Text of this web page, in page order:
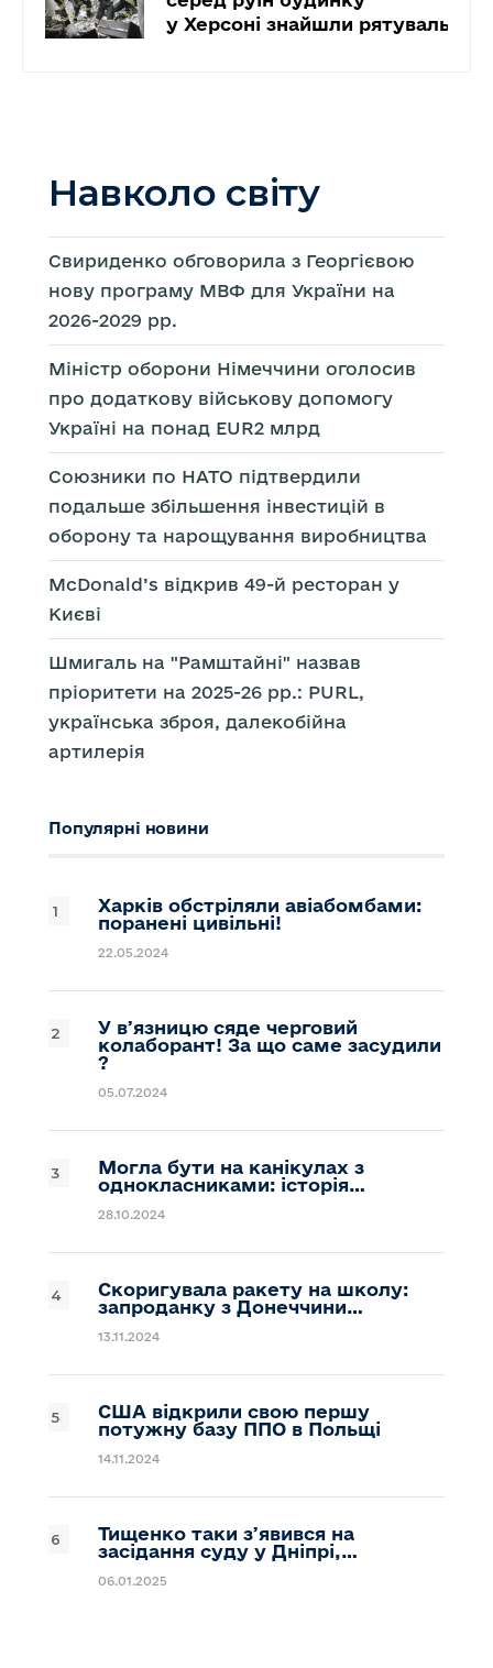
у Херсоні знайшли
Навколо світу
Свириденко обговорила з Георгієвою
нову програму МВФ для України на
2026-2029 рр.
Міністр оборони Німеччини оголосив
про додаткову військову допомогу
Україні на понад EUR2 млрд
Союзники по НАТО підтвердили
подальше збільшення інвестицій в
оборону та нарощування виробництва
McDonald’s відкрив 49-й ресторан у
Києві
Шмигаль на "Рамштайні" назвав
пріоритети на 2025-26 рр.: PURL,
українська зброя, далекобійна
артилерія
Популярні новини
Харків обстріляли авіабомбами:
поранені цивільні!
22.05.2024
У вʼязницю сяде черговий
колаборант! За що саме засудили
?
05.07.2024
Могла бути на канікулах з
однокласниками: історія…
28.10.2024
Скоригувала ракету на школу:
запроданку з Донеччини…
13.11.2024
США відкрили свою першу
потужну базу ППО в Польщі
14.11.2024
Тищенко таки зʼявився на
засідання суду у Дніпрі,…
06.01.2025